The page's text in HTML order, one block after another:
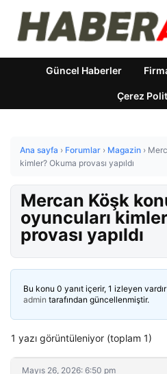
Güncel Haberler
Çerez
Ana sayfa › Forumlar › Magazin ›
kimler? Okuma provası yapıldı
Mercan Köşk
oyuncuları
provası yapıldı
Bu konu 0 yanıt içerir, 1 izleyen
admin tarafından güncellenmiştir.
1 yazı görüntüleniyor (toplam 1)
Mayıs 26, 2026: 6:50 pm